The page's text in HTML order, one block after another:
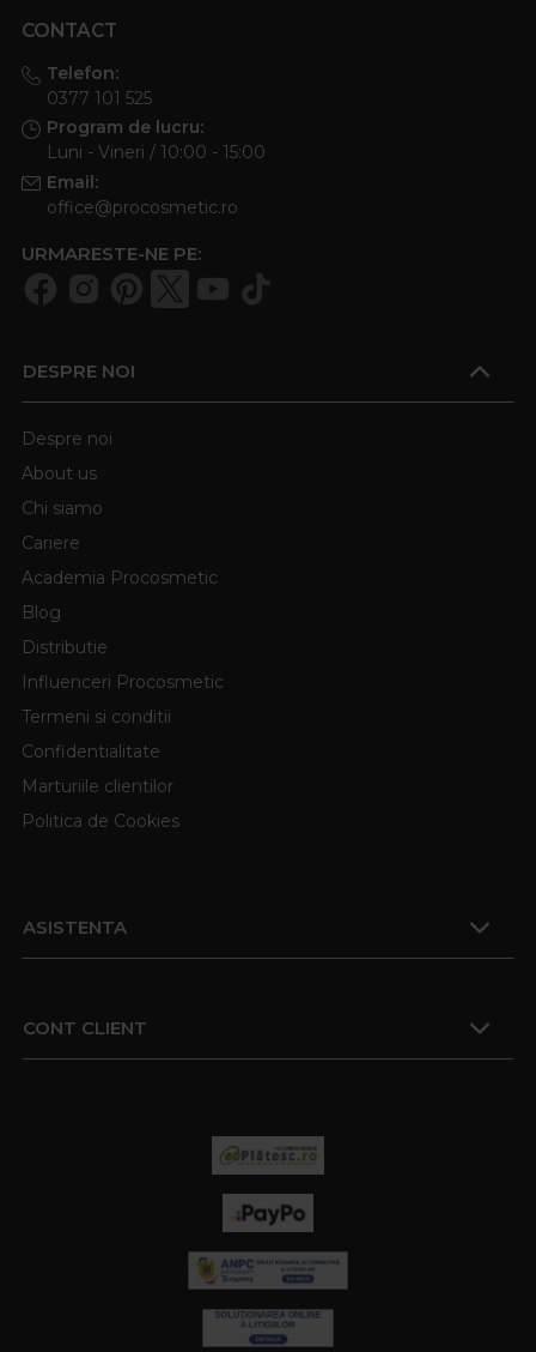
CONTACT
Telefon:
0377 101 525
Program de lucru:
Luni - Vineri / 10:00 - 15:00
Email:
office@procosmetic.ro
URMARESTE-NE PE:
DESPRE NOI
Despre noi
About us
Chi siamo
Cariere
Academia Procosmetic
Blog
Distributie
Influenceri Procosmetic
Termeni si conditii
Confidentialitate
Marturiile clientilor
Politica de Cookies
ASISTENTA
CONT CLIENT